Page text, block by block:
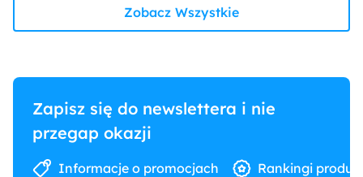
Zobacz Wszystkie
Zapisz się do newslettera i nie
przegap okazji
Informacje o promocjach Rankingi